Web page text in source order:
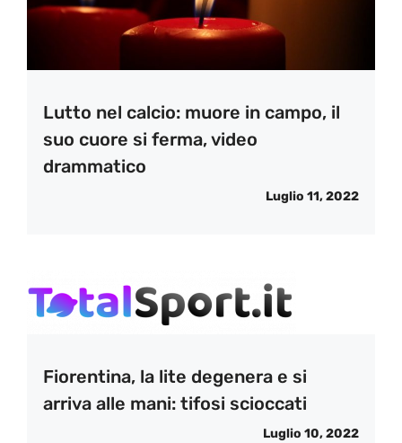
Lutto nel calcio: muore in campo, il
suo cuore si ferma, video
drammatico
Luglio 11, 2022
Fiorentina, la lite degenera e si
arriva alle mani: tifosi scioccati
Luglio 10, 2022